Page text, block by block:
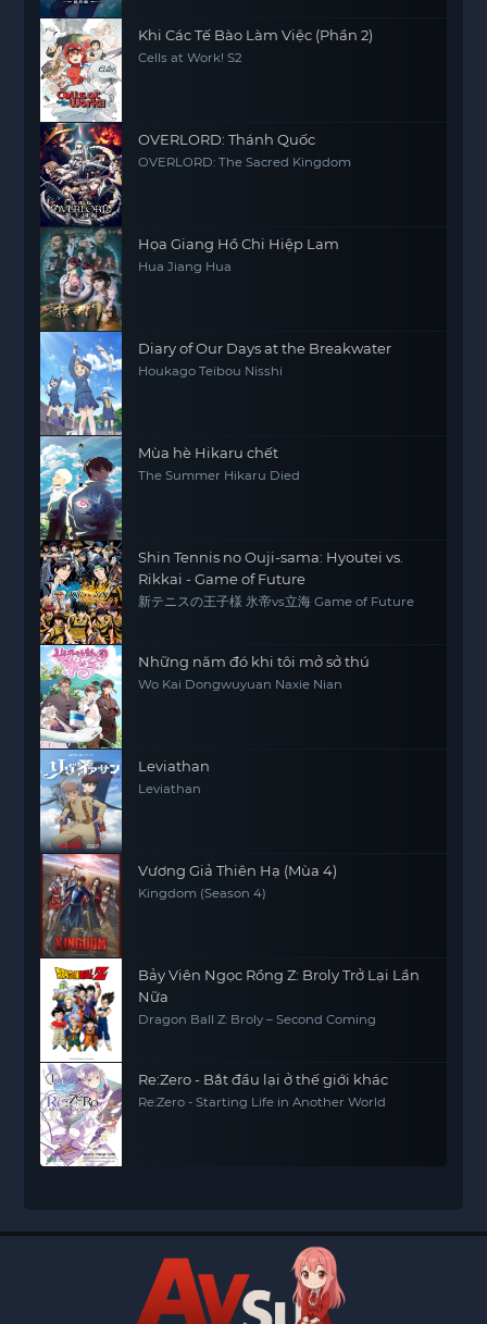
Khi Các Tế Bào Làm Việc (Phần 2)
Cells at Work! S2
OVERLORD: Thánh Quốc
OVERLORD: The Sacred Kingdom
Họa Giang Hồ Chi Hiệp Lam
Hua Jiang Hua
Diary of Our Days at the Breakwater
Houkago Teibou Nisshi
Mùa hè Hikaru chết
The Summer Hikaru Died
Shin Tennis no Ouji-sama: Hyoutei vs.
Rikkai - Game of Future
新テニスの王子様 氷帝vs立海 Game of Future
Những năm đó khi tôi mở sở thú
Wo Kai Dongwuyuan Naxie Nian
Leviathan
Leviathan
Vương Giả Thiên Hạ (Mùa 4)
Kingdom (Season 4)
Bảy Viên Ngọc Rồng Z: Broly Trở Lại Lần
Nữa
Dragon Ball Z: Broly – Second Coming
Re:Zero - Bắt đầu lại ở thế giới khác
Re:Zero - Starting Life in Another World